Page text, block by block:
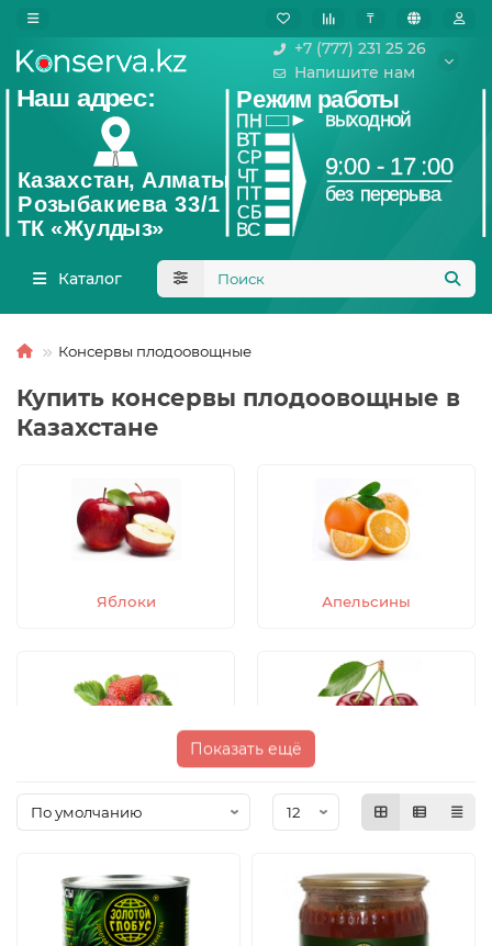
₸
+7 (777) 231 25 26
Напишите нам
Каталог
Консервы плодоовощные
Купить консервы плодоовощные в
Казахстане
Яблоки Апельсины
Показать ещё